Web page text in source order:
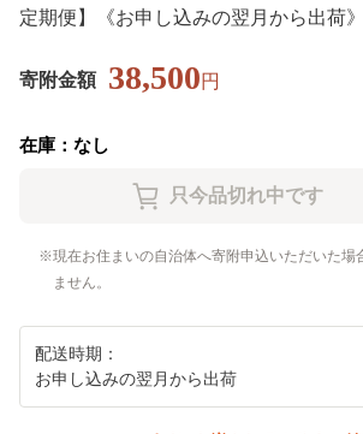
定期便】《お申し込みの翌月から出荷》
寄附金額 38,500円
在庫：なし
現在お住まいの自治体へ寄附申込いただいた場
ません。
配送時期：
お申し込みの翌月から出荷